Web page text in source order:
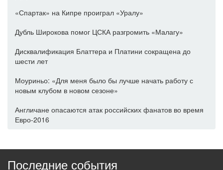
«Спартак» на Кипре проиграл «Уралу»
Дубль Широкова помог ЦСКА разгромить «Малагу»
Дисквалификация Блаттера и Платини сокращена до
шести лет
Моуриньо: «Для меня было бы лучше начать работу с
новым клубом в новом сезоне»
Англичане опасаются атак российских фанатов во время
Евро-2016
Последние события